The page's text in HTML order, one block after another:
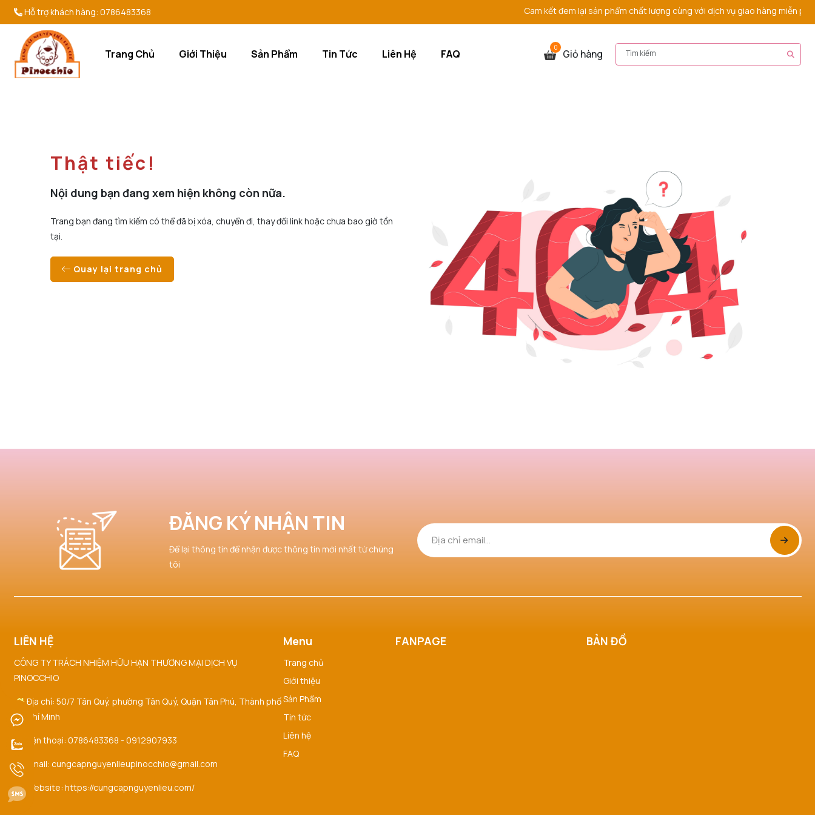
Hỗ trợ khách hàng: 0786483368 Cam kết đem lại sản phẩm chất lượng cùng với dịch vụ giao hàng miễn phí
Trang Chủ Giới Thiệu Sản Phẩm Tin Tức Liên Hệ FAQ 0 Giỏ hàng
Thật tiếc!
Nội dung bạn đang xem hiện không còn nữa.
Trang bạn đang tìm kiếm có thể đã bị xóa, chuyển đi, thay đổi link hoặc chưa bao giờ tồn
tại.
Quay lại trang chủ
ĐĂNG KÝ NHẬN TIN
Để lại thông tin để nhận được thông tin mới nhất từ chúng
tôi
LIÊN HỆ
CÔNG TY TRÁCH NHIỆM HỮU HẠN THƯƠNG MẠI DỊCH VỤ
PINOCCHIO
Địa chỉ: 50/7 Tân Quý, phường Tân Quý, Quận Tân Phú, Thành phố
Hồ Chí Minh
Điện thoại: 0786483368 - 0912907933
Email: cungcapnguyenlieupinocchio@gmail.com
Website: https://cungcapnguyenlieu.com/
Menu
Trang chủ
Giới thiệu
Sản Phẩm
Tin tức
Liên hệ
FAQ
FANPAGE BẢN ĐỒ